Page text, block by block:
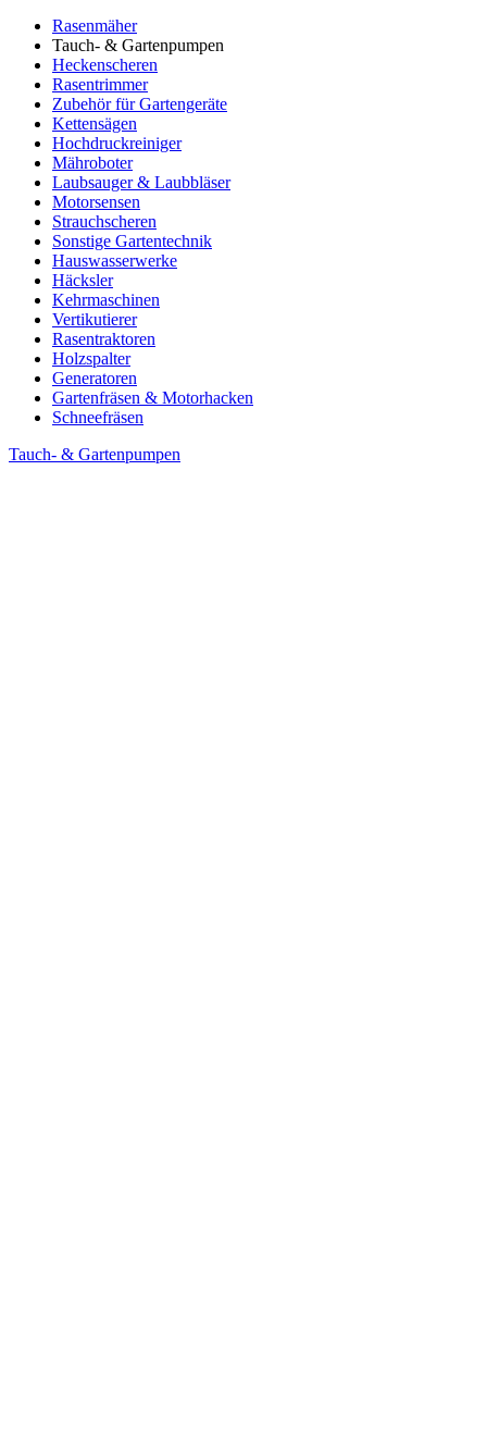
Rasenmäher
Tauch- & Gartenpumpen
Heckenscheren
Rasentrimmer
Zubehör für Gartengeräte
Kettensägen
Hochdruckreiniger
Mähroboter
Laubsauger & Laubbläser
Motorsensen
Strauchscheren
Sonstige Gartentechnik
Hauswasserwerke
Häcksler
Kehrmaschinen
Vertikutierer
Rasentraktoren
Holzspalter
Generatoren
Gartenfräsen & Motorhacken
Schneefräsen
Tauch- & Gartenpumpen